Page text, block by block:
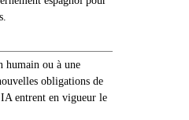
humain ou à une
obligations de
IA entrent en vigueur le